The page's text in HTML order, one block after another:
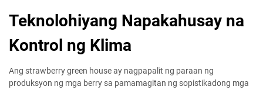
Teknolohiyang Napakahusay na
Kontrol ng Klima
Ang strawberry green house ay nagpapalit ng paraan ng
produksyon ng mga berry sa pamamagitan ng sopistikadong mga